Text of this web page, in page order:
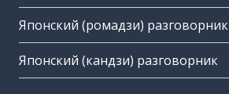
Японский (ромадзи) разговорник
Японский (кандзи) разговорник